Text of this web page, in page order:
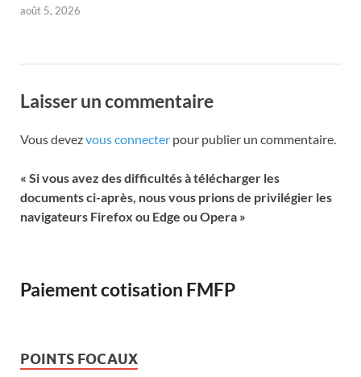
août 5, 2026
Laisser un commentaire
Vous devezvous connecter pour publier un commentaire.
« Si vous avez des difficultés à télécharger les
documents ci-après, nous vous prions de privilégier les
navigateurs Firefox ou Edge ou Opera »
Paiement cotisation FMFP
POINTS FOCAUX